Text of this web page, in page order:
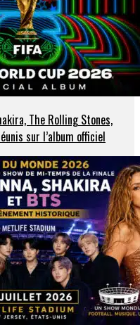
The Rolling Stones,
sur l’album officiel